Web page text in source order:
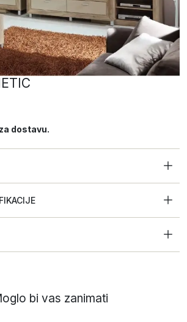
za dostavu.
bi vas zanimati